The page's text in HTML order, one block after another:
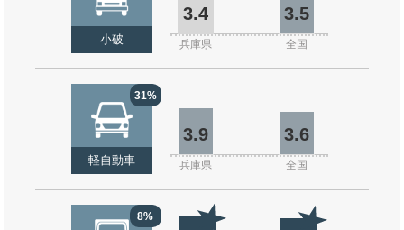
小破
3.4 3.5
兵庫県 全国
31%
軽自動車
3.9 3.6
兵庫県 全国
8%